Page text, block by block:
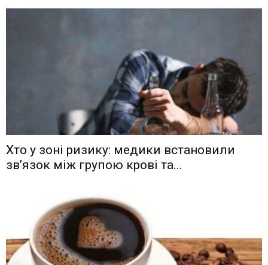
Хто у зоні ризику: медики встановили
зв’язок між групою крові та...